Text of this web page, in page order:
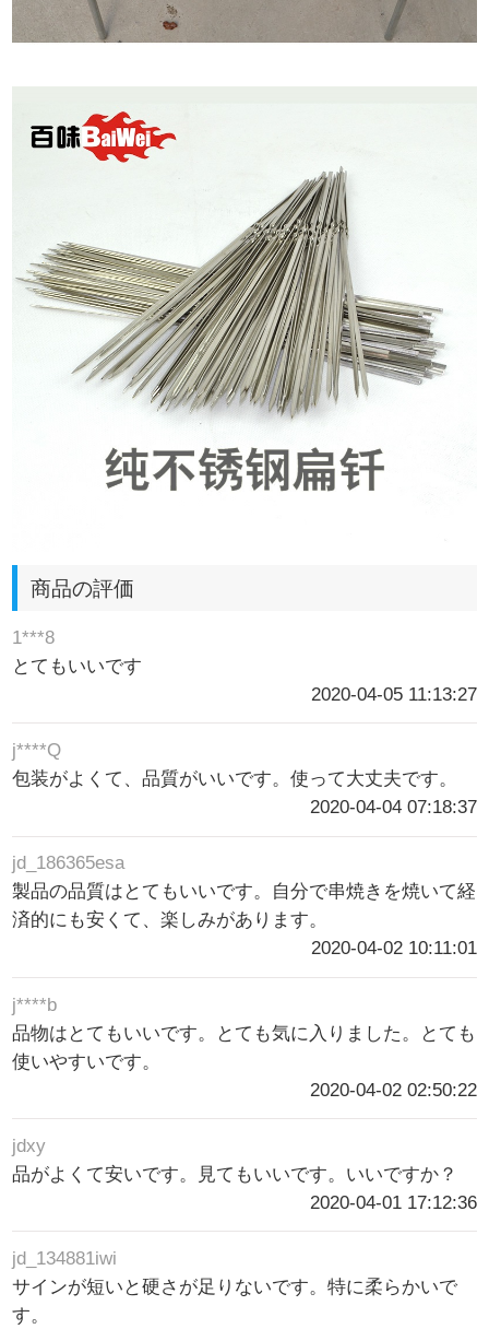
商品の評価
1***8
とてもいいです
2020-04-05 11:13:27
j****Q
包装がよくて、品質がいいです。使って大丈夫です。
2020-04-04 07:18:37
jd_186365esa
製品の品質はとてもいいです。自分で串焼きを焼いて経
済的にも安くて、楽しみがあります。
2020-04-02 10:11:01
j****b
品物はとてもいいです。とても気に入りました。とても
使いやすいです。
2020-04-02 02:50:22
jdxy
品がよくて安いです。見てもいいです。いいですか？
2020-04-01 17:12:36
jd_134881iwi
サインが短いと硬さが足りないです。特に柔らかいで
す。